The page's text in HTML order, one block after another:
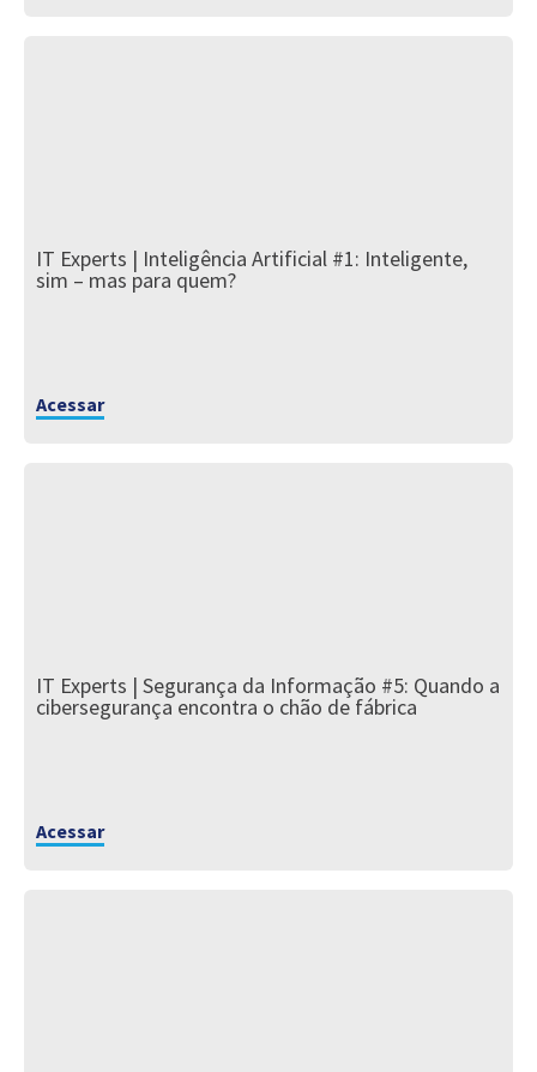
IT Experts | Inteligência Artificial #1: Inteligente,
sim – mas para quem?
Acessar
IT Experts | Segurança da Informação #5: Quando a
cibersegurança encontra o chão de fábrica
Acessar